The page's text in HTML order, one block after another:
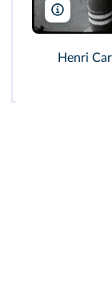
Henri
Henri